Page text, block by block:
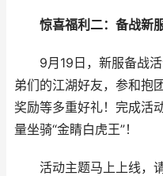
惊喜福利二：备战新
9月19日，新服备战
弟们的江湖好友，参和抱
奖励等多重好礼！完成活
量坐骑“金睛白虎王”！
活动主题马上上线，